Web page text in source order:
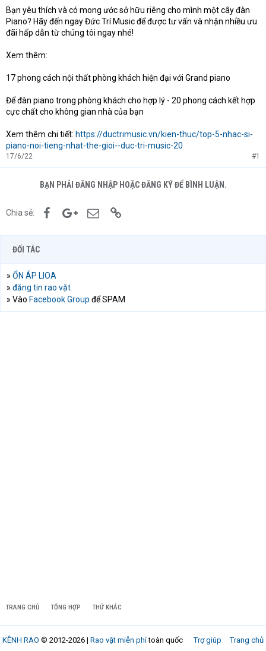
Bạn yêu thích và có mong ước sở hữu riêng cho mình một cây đàn
Piano? Hãy đến ngay Đức Trí Music để được tư vấn và nhận nhiều ưu
đãi hấp dẫn từ chúng tôi ngay nhé!
Xem thêm:
17 phong cách nội thất phòng khách hiện đại với Grand piano
Để đàn piano trong phòng khách cho hợp lý - 20 phong cách kết hợp
cực chất cho không gian nhà của bạn
Xem thêm chi tiết: https://ductrimusic.vn/kien-thuc/top-5-nhac-si-
piano-noi-tieng-nhat-the-gioi--duc-tri-music-20
17/6/22 #1
BẠN PHẢI ĐĂNG NHẬP HOẶC ĐĂNG KÝ ĐỂ BÌNH LUẬN.
Chia sẻ: FacebookGoogle+Email
ĐỐI TÁC
» ỔN ÁP LIOA
» đăng tin rao vặt
» Vào Facebook Group để SPAM
TRANG CHỦ TỔNG HỢP THỨ KHÁC
Trợ giúp Trang chủ
KÊNH RAO © 2012-2026 | Rao vặt miễn phítoàn quốc